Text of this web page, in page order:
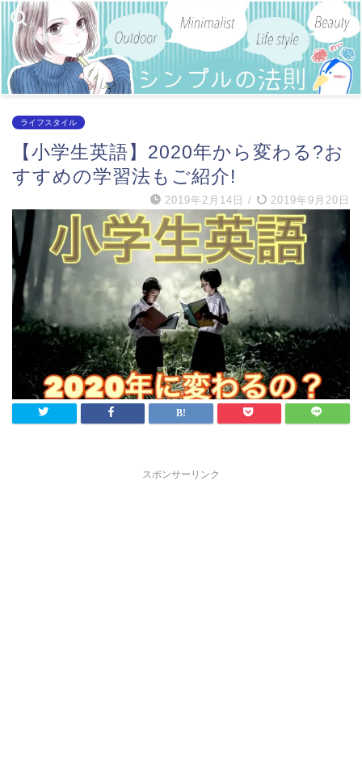
ライフスタイル
【小学生英語】2020年から変わる?お
すすめの学習法もご紹介!
2019年2月14日 / 2019年9月20日
スポンサーリンク